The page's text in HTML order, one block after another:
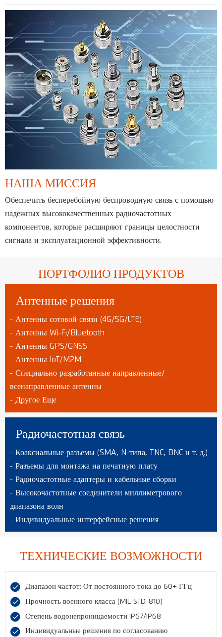
НАША МИССИЯ
Обеспечить бесперебойную беспроводную связь с помощью
надежных высококачественных радиочастотных
компонентов, которые расширяют границы целостности
сигнала и эксплуатационной эффективности.
ПОРТФОЛИО ПРОДУКТОВ
Антенные решения
- Антенны сотовой связи (4G/5G/LTE)
- Антенны Wi-Fi/Bluetooth
- Антенны GPS/GNSS
- Антенны IoT/M2M
- Специально разработанные направленные/
всенаправленные антенны
- Другое Еще
Радиочастотная связь
- Коаксиальные разъемы (SMA, N-типа, TNC, BNC и т. д.)
- Разъемы для монтажа на печатную плату
- Радиочастотные адаптеры и кабельные сборки
- Высокочастотные соединители миллиметрового
диапазона волн
- Индивидуальные интерфейсные решения
ТЕХНИЧЕСКИЕ ВОЗМОЖНОСТИ
 Диапазон частот: От постоянного тока до 60+ ГГц
 Прочность военного класса (MIL-STD-810)
 Степень водонепроницаемости IP67/IP68

Индивидуальные решения по согласованию